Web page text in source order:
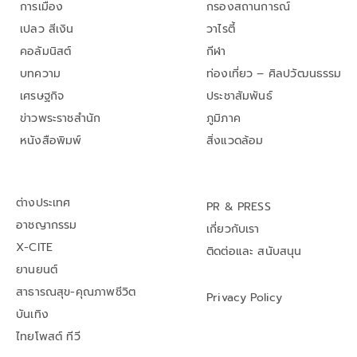
การเมือง
เปลว สีเงิน
คอลัมนิสต์
บทความ
เศรษฐกิจ
ข่าวพระราชสำนัก
หนังสือพิมพ์
กรองสถานการณ์
วาไรตี้
กีฬา
ท่องเที่ยว – ศิลปวัฒนธรรม
ประชาสัมพันธ์
ภูมิภาค
สิ่งแวดล้อม
ต่างประเทศ
อาชญากรรม
X-CITE
ยานยนต์
สาธารณสุข-คุณภาพชีวิต
บันเทิง
ไทยโพสต์ ทีวี
PR & PRESS
เกี่ยวกับเรา
ติดต่อและ สนับสนุน
Privacy Policy